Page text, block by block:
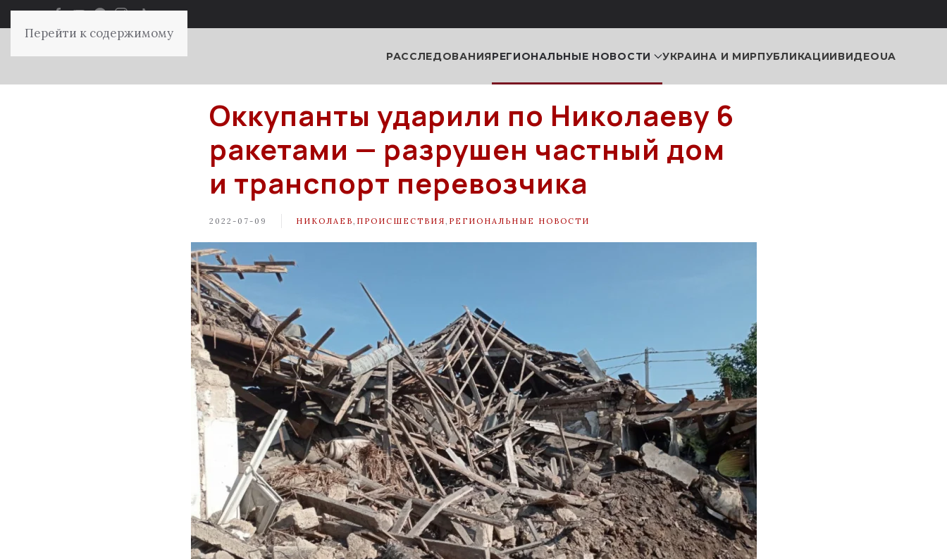
Перейти к содержимому
РАССЛЕДОВАНИЯРЕГИОНАЛЬНЫЕ НОВОСТИ УКРАИНА И МИРПУБЛИКАЦИИВИДЕОUA
Оккупанты ударили по Николаеву 6
ракетами — разрушен частный дом
и транспорт перевозчика
2022-07-09 НИКОЛАЕВ ПРОИСШЕСТВИЯ РЕГИОНАЛЬНЫЕ НОВОСТИ